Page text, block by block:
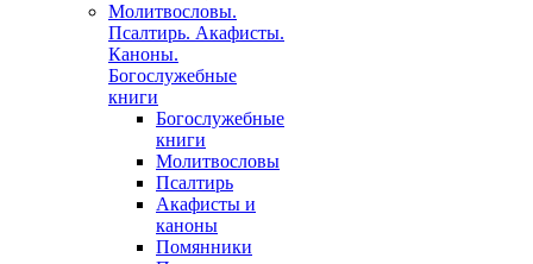
Молитвословы.
Псалтирь. Акафисты.
Каноны.
Богослужебные
книги
Богослужебные
книги
Молитвословы
Псалтирь
Акафисты и
каноны
Помянники